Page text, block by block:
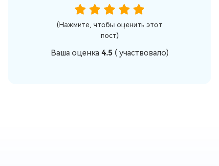
(Нажмите, чтобы оценить этот
пост)
Ваша оценка 4.5 (участвовало)